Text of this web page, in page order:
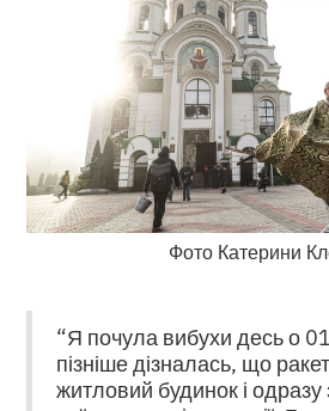
Фото Катерини
“Я почула вибухи десь о
пізніше дізналась, що
житловий будинок і